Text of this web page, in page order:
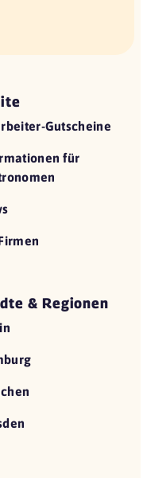
Gutscheine
für
& Regionen